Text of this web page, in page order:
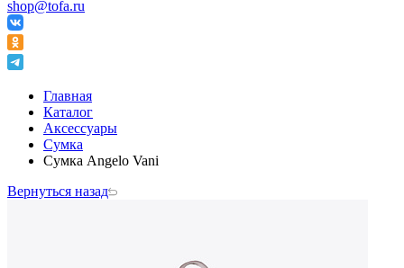
shop@tofa.ru
Главная
Каталог
Аксессуары
Сумка
Сумка Angelo Vani
Вернуться назад